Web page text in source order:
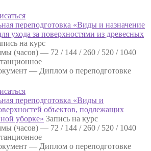
переподготовка «Виды и назначение
ухода за поверхностями из древесных
на курс
(часов) — 72 / 144 / 260 / 520 / 1040
— Диплом о переподготовке
переподготовка «Виды и
объектов, подлежащих
уборке» Запись на курс
(часов) — 72 / 144 / 260 / 520 / 1040
— Диплом о переподготовке